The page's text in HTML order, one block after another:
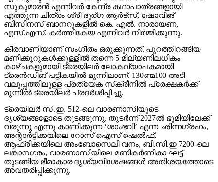
സുകുമാരന്‍ എന്നിവര്‍ കേന്ദ്ര കഥാപാത്രങ്ങളായി
എത്തുന്ന ചിത്രം ശ്രീ ദുര്ഗ ആര്‍ട്‌സ്, ഷോവിങ്
ബിസിനസ് ബാനറുകളില്‍ കെ. എല്‍. നാരായണ,
എസ്.എസ്. കര്‍ത്തികേയ എന്നിവര്‍ നിര്‍മ്മിക്കുന്നു.
കീരവാണിയാണ് സംഗീതം ഒരുക്കുന്നത്. പുറത്തിറങ്ങിയ
മണിക്കൂറുകള്‍ക്കുള്ളില്‍ തന്നെ 5 മില്യണിലധികം
കാഴ്ചകളുമായി ട്രെയിലര്‍ ലോകവ്യാപകമായി
ട്രെന്‍ഡിങ് പട്ടികയില്‍ മുന്നിലാണ്. 130ണ്മ100 അടി
വലുപ്പത്തിലുള്ള പ്രത്യേക സ്‌ക്രീനില്‍ പ്രേക്ഷകര്‍ക്ക്
മുന്നില്‍ ട്രെയിലര്‍ പ്രദര്‍ശിപ്പിച്ചു.
ട്രെയിലര്‍ സി.ഇ. 512-ലെ വാരണാസിയുടെ
ദൃശ്യങ്ങളോടെ തുടങ്ങുന്നു. തുടര്‍ന്ന് 2027ല്‍ ഭൂമിയിലേക്ക്
വരുന്നു എന്നു കാണിക്കുന്ന ‘ശാംഭവി’ എന്ന ഛിന്നഗ്രഹം,
അന്റാര്‍ട്ടിക്കയിലെ റോസ് ഐസ് ഷെല്‍ഫ്,
ആഫ്രിക്കയിലെ അംബോസെലി വനം, ബി.സി.ഇ 7200-ലെ
ലങ്കാനഗരം, വാരണാസിയിലെ മണികര്‍ണികാ ഘട്ട്
തുടങ്ങിയ ഭീമാകാര ദൃശ്യവിശേഷങ്ങള്‍ അതിശയത്തോടെ
അവതരിപ്പിക്കുന്നു.